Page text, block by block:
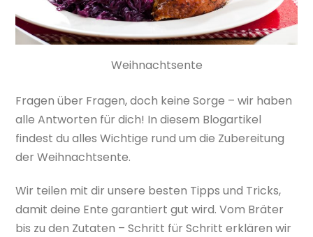
Weihnachtsente
Fragen über Fragen, doch keine Sorge – wir haben
alle Antworten für dich! In diesem Blogartikel
findest du alles Wichtige rund um die Zubereitung
der Weihnachtsente.
Wir teilen mit dir unsere besten Tipps und Tricks,
damit deine Ente garantiert gut wird. Vom Bräter
bis zu den Zutaten – Schritt für Schritt erklären wir